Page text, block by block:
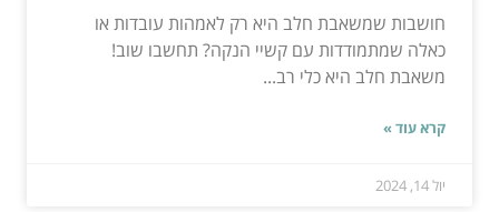
חושבות שמשאבת חלב היא רק לאמהות עובדות או
כאלה שמתמודדות עם קשיי הנקה? תחשבו שוב!
משאבת חלב היא כלי רב...
קרא עוד »
יול 14, 2024